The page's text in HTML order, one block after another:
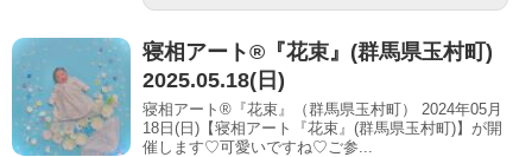
寝相アート®︎『花束』(群馬県玉村町)
2025.05.18(日)
寝相アート®『花束』（群馬県玉村町） 2024年05月
18日(日)【寝相アート『花束』(群馬県玉村町)】が開
催します♡可愛いですね♡ご参...